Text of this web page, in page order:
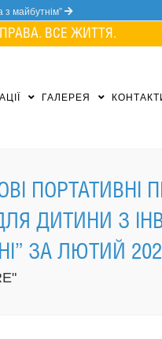
з майбутнім”
ВСЕ ЖИТТЯ.
ГАЛЕРЕЯ
ПОРТАТИВНІ
ДИТИНИ З
ЗА ЛЮТИЙ